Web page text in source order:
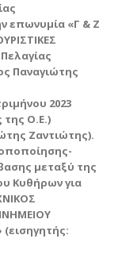
επωνυμία «Γ & Ζ
Παναγιώτης
2023
της Ο.Ε.)
Ζαντιώτης).
μεταξύ της
Κυθήρων για